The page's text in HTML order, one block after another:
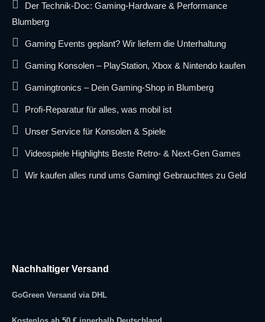
Der Technik-Doc: Gaming-Hardware & Performance
Blumberg
Gaming Events geplant? Wir liefern die Unterhaltung
Gaming Konsolen – PlayStation, Xbox & Nintendo kaufen
Gamingtronics – Dein Gaming-Shop in Blumberg
Profi-Reparatur für alles, was mobil ist
Unser Service für Konsolen & Spiele
Videospiele Highlights Beste Retro- & Next-Gen Games
Wir kaufen alles rund ums Gaming! Gebrauchtes zu Geld
Nachhaltiger Versand
GoGreen Versand via DHL